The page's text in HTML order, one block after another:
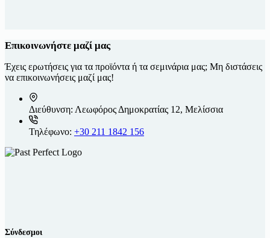
Επικοινωνήστε μαζί μας
Έχεις ερωτήσεις για τα προϊόντα ή τα σεμινάρια μας; Μη διστάσεις
να επικοινωνήσεις μαζί μας!
Διεύθυνση: Λεωφόρος Δημοκρατίας 12, Μελίσσια
Τηλέφωνο: +30 211 1842 156
Σύνδεσμοι